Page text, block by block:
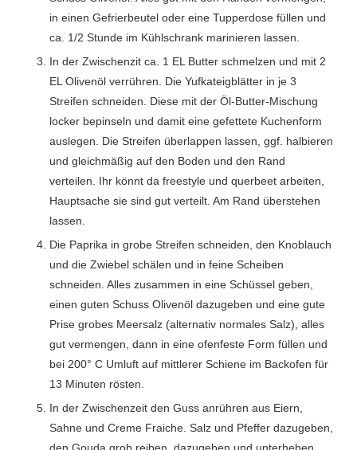
in einen Gefrierbeutel oder eine Tupperdose füllen und
ca. 1/2 Stunde im Kühlschrank marinieren lassen.
In der Zwischenzit ca. 1 EL Butter schmelzen und mit 2
EL Olivenöl verrühren. Die Yufkateigblätter in je 3
Streifen schneiden. Diese mit der Öl-Butter-Mischung
locker bepinseln und damit eine gefettete Kuchenform
auslegen. Die Streifen überlappen lassen, ggf. halbieren
und gleichmäßig auf den Boden und den Rand
verteilen. Ihr könnt da freestyle und querbeet arbeiten,
Hauptsache sie sind gut verteilt. Am Rand überstehen
lassen.
Die Paprika in grobe Streifen schneiden, den Knoblauch
und die Zwiebel schälen und in feine Scheiben
schneiden. Alles zusammen in eine Schüssel geben,
einen guten Schuss Olivenöl dazugeben und eine gute
Prise grobes Meersalz (alternativ normales Salz), alles
gut vermengen, dann in eine ofenfeste Form füllen und
bei 200° C Umluft auf mittlerer Schiene im Backofen für
13 Minuten rösten.
In der Zwischenzeit den Guss anrühren aus Eiern,
Sahne und Creme Fraiche. Salz und Pfeffer dazugeben,
den Gouda grob reiben, dazugeben und unterheben.